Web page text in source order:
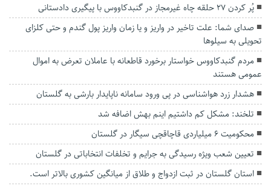
پُر کردن ۲۷ حلقه چاه غیرمجاز در گنبدکاووس با پیگیری دادستانی
صدای شما: علت تاخیر در واریز و یا زمان واریز پول گندم و حتی کلزای
تحویلی به سیلوها
مردم گنبدکاووس خواستار برخورد قاطعانه با عاملان تعرض به اموال
عمومی هستند
هشدار زرد هواشناسی در پی ورود سامانه ناپایدار بارشی به گلستان
تلخند: مشکل کم داشتیم اینم بهش اضافه شد
محکومیت ۶ میلیاردی قاچاقچی سیگار در گلستان
تعیین شعب ویژه رسیدگی به جرایم و تخلفات انتخاباتی در گلستان
استان گلستان در ثبت ازدواج و طلاق از میانگین کشوری بالاتر است.